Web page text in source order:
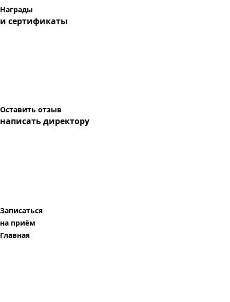
Награды
и сертификаты
Оставить отзыв
написать директору
Записаться
на приём
Главная